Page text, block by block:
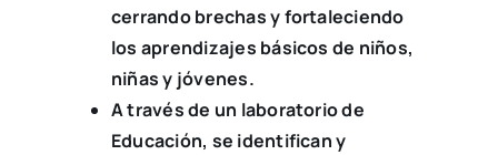
cerrando brechas y fortaleciendo
los aprendizajes básicos de niños,
niñas y jóvenes.
A través de un laboratorio de
Educación, se identifican y